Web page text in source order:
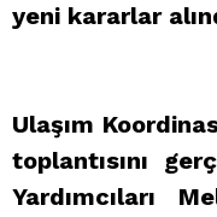
yeni kararlar
Ulaşım
toplantısını
Yardımcıları